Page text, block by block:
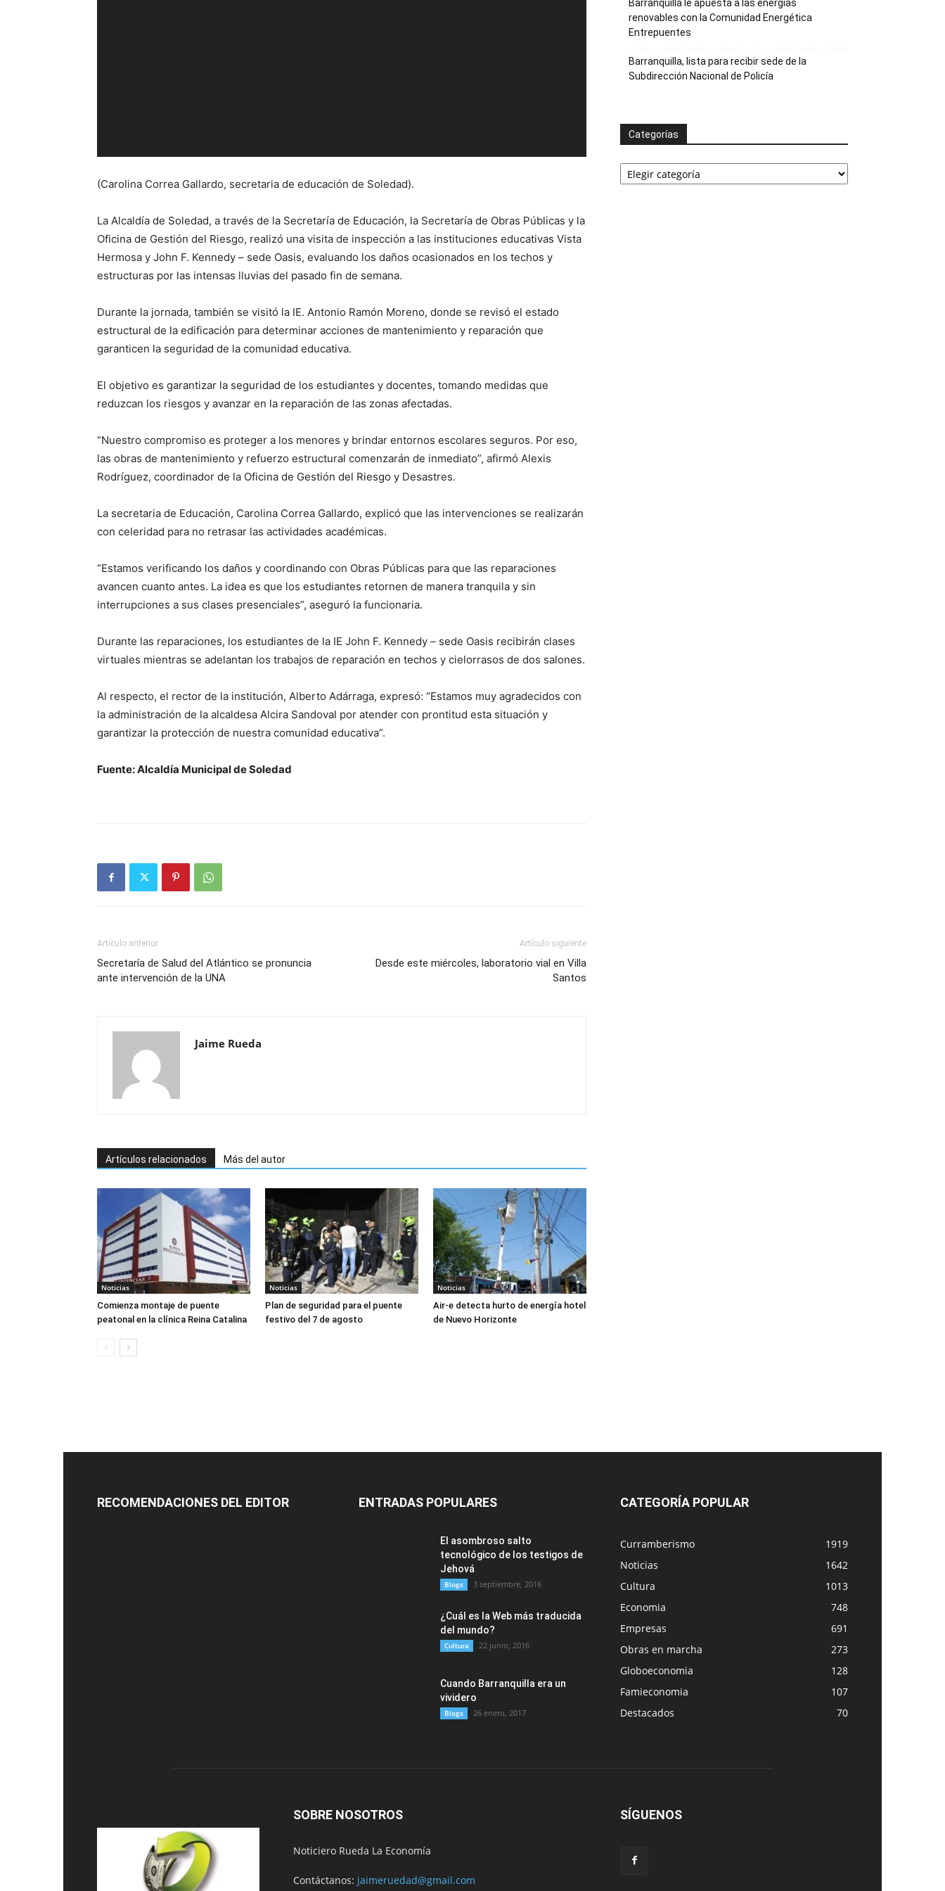
(Carolina Correa Gallardo, secretaria de educación de Soledad).
La Alcaldía de Soledad, a través de la Secretaría de Educación, la Secretaría de Obras Públicas y la
Oficina de Gestión del Riesgo, realizó una visita de inspección a las instituciones educativas Vista
Hermosa y John F. Kennedy – sede Oasis, evaluando los daños ocasionados en los techos y
estructuras por las intensas lluvias del pasado fin de semana.
Durante la jornada, también se visitó la IE. Antonio Ramón Moreno, donde se revisó el estado
estructural de la edificación para determinar acciones de mantenimiento y reparación que
garanticen la seguridad de la comunidad educativa.
El objetivo es garantizar la seguridad de los estudiantes y docentes, tomando medidas que
reduzcan los riesgos y avanzar en la reparación de las zonas afectadas.
“Nuestro compromiso es proteger a los menores y brindar entornos escolares seguros. Por eso,
las obras de mantenimiento y refuerzo estructural comenzarán de inmediato”, afirmó Alexis
Rodríguez, coordinador de la Oficina de Gestión del Riesgo y Desastres.
La secretaria de Educación, Carolina Correa Gallardo, explicó que las intervenciones se realizarán
con celeridad para no retrasar las actividades académicas.
“Estamos verificando los daños y coordinando con Obras Públicas para que las reparaciones
avancen cuanto antes. La idea es que los estudiantes retornen de manera tranquila y sin
interrupciones a sus clases presenciales”, aseguró la funcionaria.
Durante las reparaciones, los estudiantes de la IE John F. Kennedy – sede Oasis recibirán clases
virtuales mientras se adelantan los trabajos de reparación en techos y cielorrasos de dos salones.
Al respecto, el rector de la institución, Alberto Adárraga, expresó: “Estamos muy agradecidos con
la administración de la alcaldesa Alcira Sandoval por atender con prontitud esta situación y
garantizar la protección de nuestra comunidad educativa”.
Fuente: Alcaldía Municipal de Soledad
Artículo anterior
Secretaría de Salud del Atlántico se pronuncia
ante intervención de la UNA
Artículo siguiente
Desde este miércoles, laboratorio vial en Villa
Santos
Jaime Rueda
Artículos relacionados Más del autor
Noticias
Comienza montaje de puente
peatonal en la clínica Reina Catalina
Noticias
Plan de seguridad para el puente
festivo del 7 de agosto
Noticias
Air-e detecta hurto de energía hotel
de Nuevo Horizonte
Barranquilla le apuesta a las energías
renovables con la Comunidad Energética
Entrepuentes
Barranquilla, lista para recibir sede de la
Subdirección Nacional de Policía
Categorías
Categorías
RECOMENDACIONES DEL EDITOR ENTRADAS POPULARES
El asombroso salto
tecnológico de los testigos de
Jehová
Blogs 3 septiembre, 2016
¿Cuál es la Web más traducida
del mundo?
Cultura 22 junio, 2016
Cuando Barranquilla era un
vividero
Blogs 26 enero, 2017
CATEGORÍA POPULAR
Curramberismo
1919
Noticias
1642
Cultura
1013
Economia
748
Empresas
691
Obras en marcha
273
Globoeconomia
128
Famieconomia
107
Destacados
70
SOBRE NOSOTROS
Noticiero Rueda La Economía
Contáctanos: jaimeruedad@gmail.com
SÍGUENOS